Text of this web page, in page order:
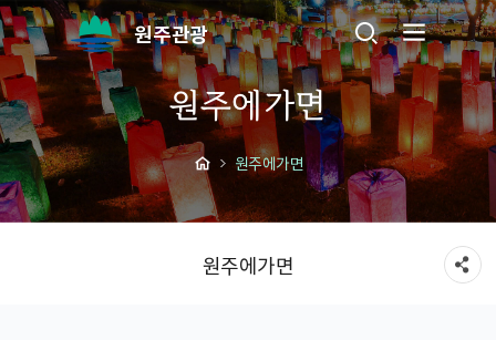
원주관광
원주에가면
원주에가면
원주에가면